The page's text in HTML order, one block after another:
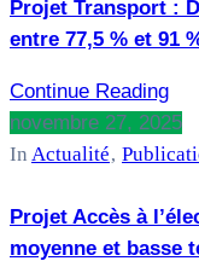
Projet Transport :
entre 77,5 % et 91
Continue Reading
novembre 27, 2025
In Actualité‚
Projet Accès à
moyenne et basse